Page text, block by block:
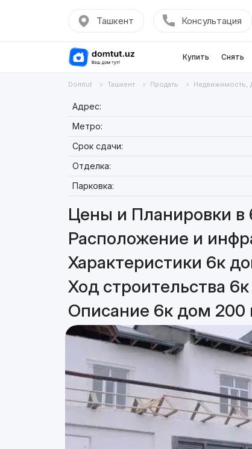
Ташкент Консультация
Купить Снять
Domtut Ташкент Продать Недвижимость,
Адрес:
Метро:
Срок сдачи:
Отделка:
Парковка:
Цены и Планировки в
Расположение и
Характеристики 6к
Ход строительства
Описание 6к дом 200